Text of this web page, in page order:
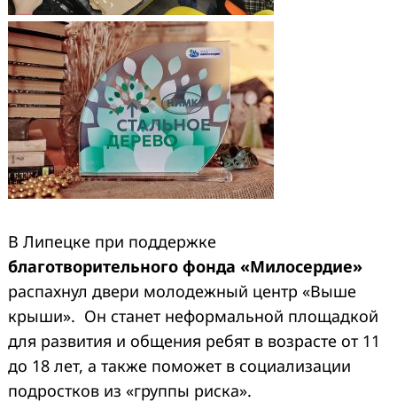
В Липецке при поддержке
благотворительного фонда «Милосердие»
распахнул двери молодежный центр «Выше
крыши». Он станет неформальной площадкой
для развития и общения ребят в возрасте от 11
до 18 лет, а также поможет в социализации
подростков из «группы риска».